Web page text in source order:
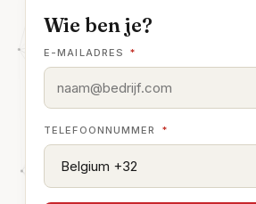
Wie ben je?
E-MAILADRES *
TELEFOONNUMMER *